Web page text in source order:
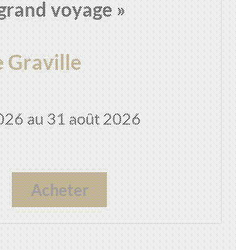
voyage »
Graville
au 31 août 2026
Acheter